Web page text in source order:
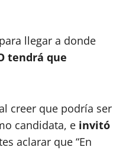
para llegar a donde
tendrá que
creer que podría ser
candidata, e invitó
aclarar que “En